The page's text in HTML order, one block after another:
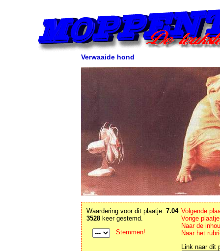
Verwaaide hond
Waardering voor dit plaatje: 7.04
3528 keer gestemd.
Stemmen!
Volgende
Vorige
Naar de
Naar het
Link naar dit